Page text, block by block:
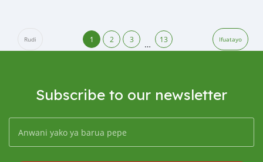
Rudi 1 2 3 … 13 Ifuatayo
Subscribe to our newsletter